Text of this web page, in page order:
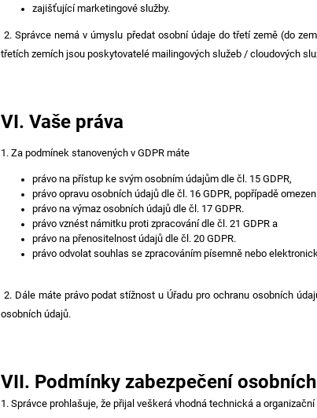
zajišťující marketingové služby.
2. Správce nemá v úmyslu předat osobní údaje do třetí země (do
třetích zemích jsou poskytovatelé mailingových služeb / cloudových
VI. Vaše práva
1. Za podmínek stanovených v GDPR máte
právo na přístup ke svým osobním údajům dle čl. 15 GDPR,
právo opravu osobních údajů dle čl. 16 GDPR, popřípadě
právo na výmaz osobních údajů dle čl. 17 GDPR.
právo vznést námitku proti zpracování dle čl. 21 GDPR a
právo na přenositelnost údajů dle čl. 20 GDPR.
právo odvolat souhlas se zpracováním písemně nebo
2. Dále máte právo podat stížnost u Úřadu pro ochranu osobních
osobních údajů.
VII. Podmínky zabezpečení
1. Správce prohlašuje, že přijal veškerá vhodná technická a